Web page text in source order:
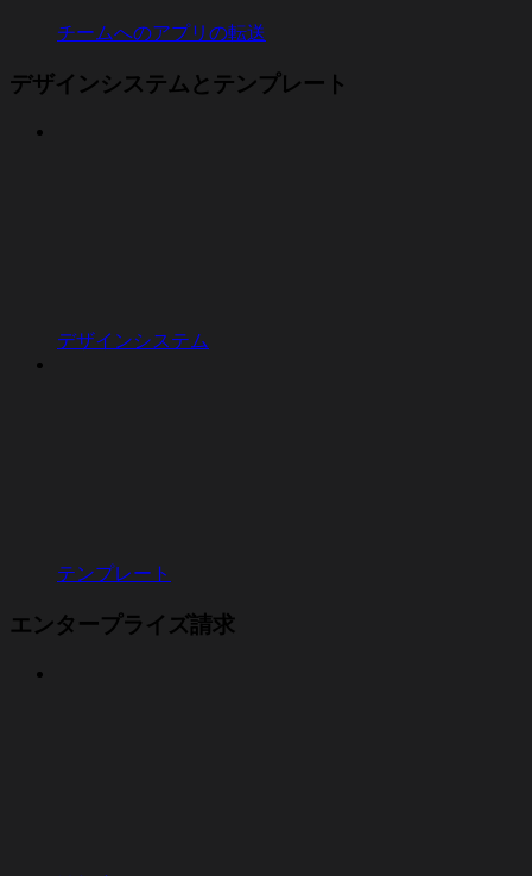
チームへのアプリの転送
デザインシステムとテンプレート
デザインシステム
テンプレート
エンタープライズ請求